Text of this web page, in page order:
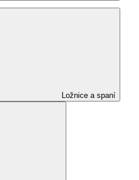
Ložnice a spaní